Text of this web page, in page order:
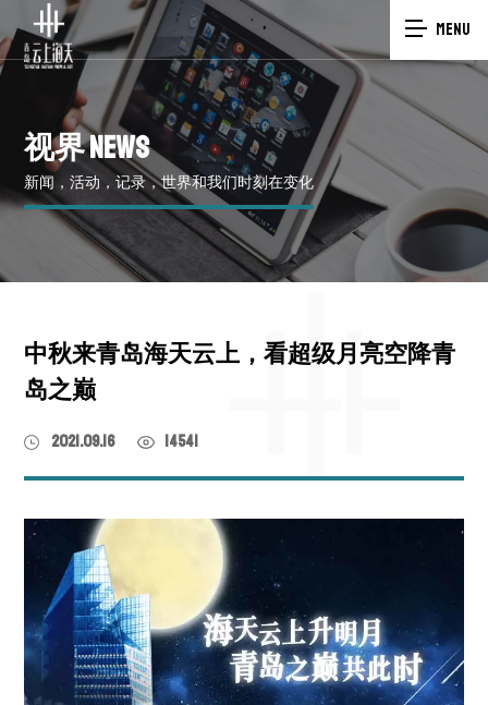
MENU
视界NEWS
新闻，活动，记录，世界和我们时刻在变化
中秋来青岛海天云上，看超级月亮空降青
岛之巅
2021.09.16 14541